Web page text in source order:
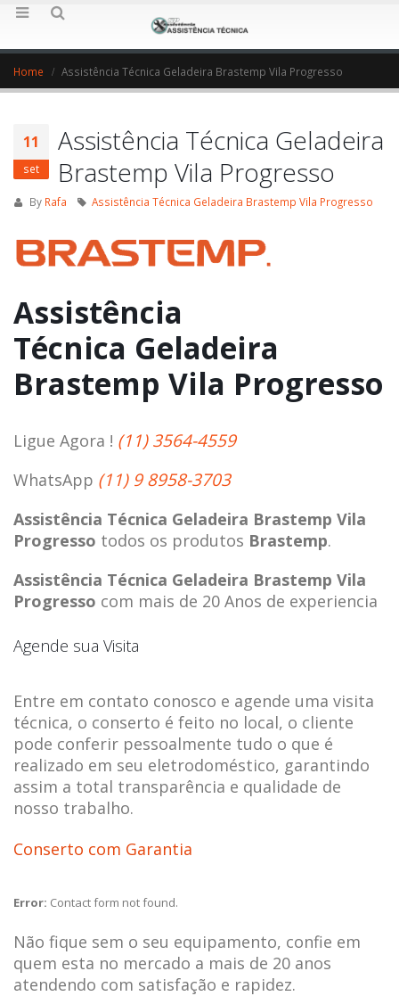
Home Assistência Técnica Geladeira Brastemp Vila Progresso
11
set
Assistência Técnica Geladeira
Brastemp Vila Progresso
By Rafa Assistência Técnica Geladeira Brastemp Vila Progresso
Assistência
Técnica Geladeira
Brastemp Vila Progresso
Ligue Agora ! (11) 3564-4559
WhatsApp (11) 9 8958-3703
Assistência Técnica Geladeira Brastemp Vila
Progresso todos os produtos Brastemp.
Assistência Técnica Geladeira Brastemp Vila
Progresso com mais de 20 Anos de experiencia
Agende sua Visita
Entre em contato conosco e agende uma visita
técnica, o conserto é feito no local, o cliente
pode conferir pessoalmente tudo o que é
realizado em seu eletrodoméstico, garantindo
assim a total transparência e qualidade de
nosso trabalho.
Conserto com Garantia
Error: Contact form not found.
Não fique sem o seu equipamento, confie em
quem esta no mercado a mais de 20 anos
atendendo com satisfação e rapidez.